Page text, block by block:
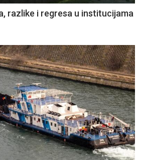
razlike i regresa u institucijama